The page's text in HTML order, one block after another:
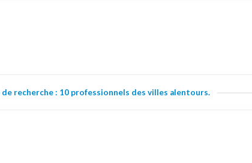
recherche : 10 professionnels des villes alentours.